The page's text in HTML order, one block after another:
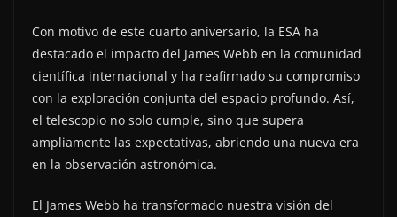
Con motivo de este cuarto aniversario, la ESA ha
destacado el impacto del James Webb en la comunidad
científica internacional y ha reafirmado su compromiso
con la exploración conjunta del espacio profundo. Así,
el telescopio no solo cumple, sino que supera
ampliamente las expectativas, abriendo una nueva era
en la observación astronómica.
El James Webb ha transformado nuestra visión del